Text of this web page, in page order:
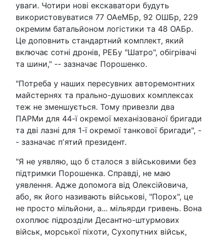
уваги. Чотири нові екскаватори будуть
використовуватися 77 ОАеМБр, 92 ОШБр, 229
окремим батальйоном логістики та 48 ОАБр.
Це доповнить стандартний комплект, який
включає сотні дронів, РЕБу "Шатро", обігрівачі
та шини," -- зазначає Порошенко.
"Потреба у наших пересувних авторемонтних
майстернях та прально-душових комплексах
теж не зменшується. Тому привезли два
ПАРМи для 44-ї окремої механізованої бригади
та дві лазні для 1-ї окремої танкової бригади", -
- зазначає пʼятий президент.
"Я не уявляю, що б сталося з військовими без
підтримки Порошенка. Справді, не маю
уявлення. Адже допомога від Олексійовича,
або, як його називають військові, "Порох", це
не просто мільйони, а... мільярди гривень. Вона
охоплює підрозділи Десантно-штурмових
військ, морської піхоти, Сухопутних військ,